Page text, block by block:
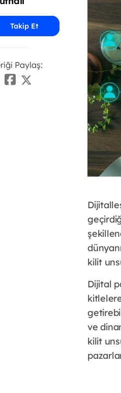
Takip Et
Paylaş:
kilit
Dijital
ve
kilit